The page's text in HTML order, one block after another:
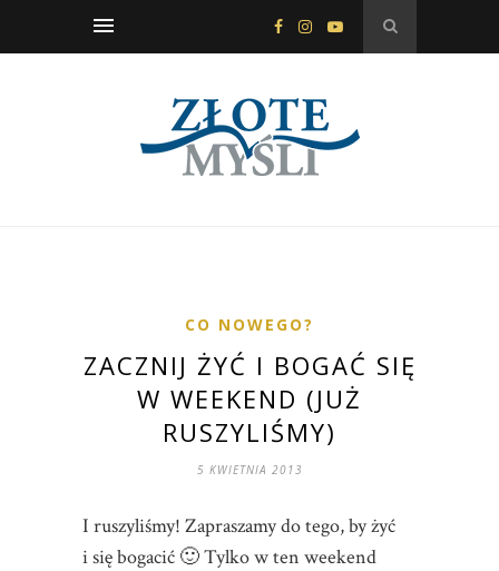
CO NOWEGO?
ZACZNIJ ŻYĆ I BOGAĆ SIĘ
W WEEKEND (JUŻ
RUSZYLIŚMY)
5 KWIETNIA 2013
I ruszyliśmy! Zapraszamy do tego, by żyć
i się bogacić 🙂 Tylko w ten weekend